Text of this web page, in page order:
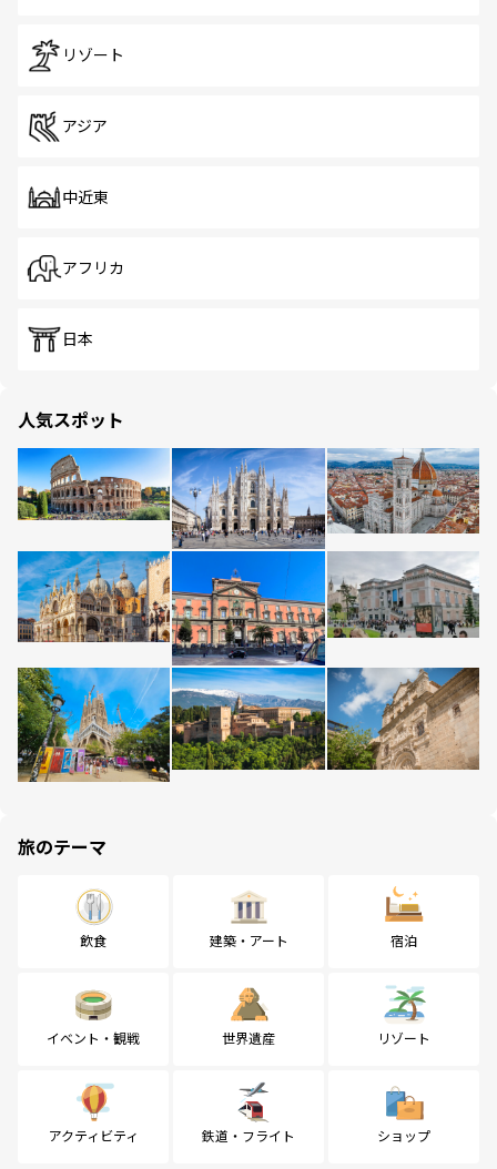
リゾート
アジア
中近東
アフリカ
日本
人気スポット
旅のテーマ
飲食 建築・アート 宿泊
イベント・観戦 世界遺産 リゾート
アクティビティ 鉄道・フライト ショップ